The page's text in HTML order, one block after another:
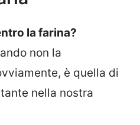
la farina?
non la
è quella di
nella nostra